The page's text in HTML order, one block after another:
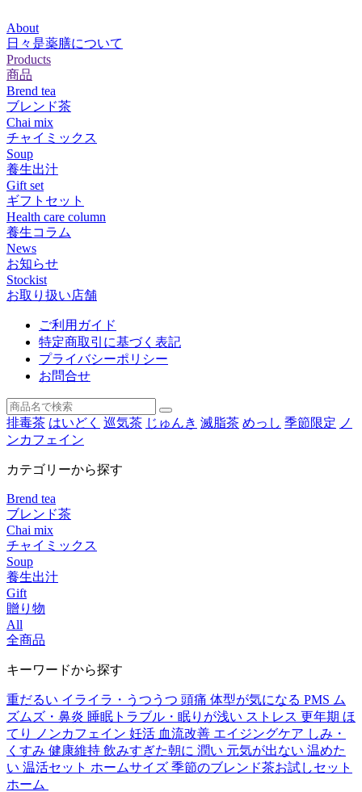
About
日々是薬膳について
Products
商品
Brend tea
ブレンド茶
Chai mix
チャイミックス
Soup
養生出汁
Gift set
ギフトセット
Health care column
養生コラム
News
お知らせ
Stockist
お取り扱い店舗
ご利用ガイド
特定商取引に基づく表記
プライバシーポリシー
お問合せ
排毒茶 はいどく 巡気茶 じゅんき 滅脂茶 めっし 季節限定 ノ
ンカフェイン
カテゴリーから探す
Brend tea
ブレンド茶
Chai mix
チャイミックス
Soup
養生出汁
Gift
贈り物
All
全商品
キーワードから探す
重だるい イライラ・うつうつ 頭痛 体型が気になる PMS ム
ズムズ・鼻炎 睡眠トラブル・眠りが浅い ストレス 更年期 ほ
てり
ノンカフェイン 妊活 血流改善 エイジングケア しみ・
くすみ 健康維持 飲みすぎた朝に 潤い 元気が出ない 温めた
い 温活セット ホームサイズ 季節のブレンド茶お試しセット
ホーム